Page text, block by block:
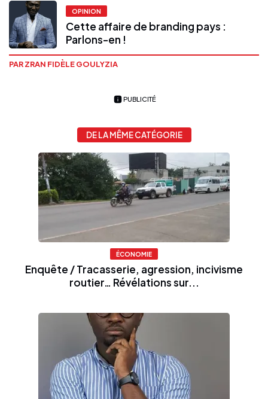
OPINION
Cette affaire de branding pays :
Parlons-en !
PAR ZRAN FIDÈLE GOULYZIA
PUBLICITÉ
DE LA MÊME CATÉGORIE
ÉCONOMIE
Enquête / Tracasserie, agression, incivisme
routier… Révélations sur...